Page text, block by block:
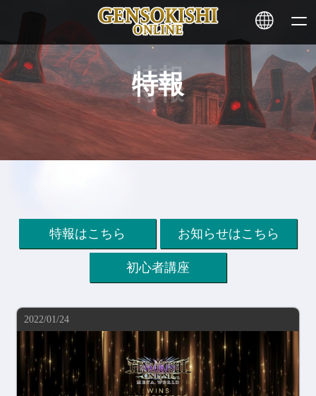
ニュース
ステーキング
お問い合わせ
コミュニティ
AGREEMENT&LICENCE
特報
特報はこちら お知らせはこちら
初心者講座
2022/01/24